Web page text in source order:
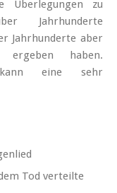
Überlegungen zu
Jahrhunderte
Jahrhunderte aber
ergeben haben.
kann eine sehr
Tod verteilte